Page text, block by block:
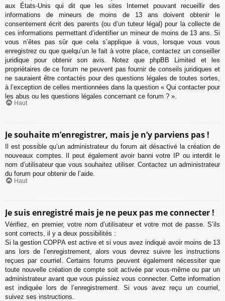
aux États-Unis qui dit que les sites Internet pouvant recueillir des
informations de mineurs de moins de 13 ans doivent obtenir le
consentement écrit des parents (ou d’un tuteur légal) pour la collecte de
ces informations permettant d’identifier un mineur de moins de 13 ans. Si
vous n’êtes pas sûr que cela s’applique à vous, lorsque vous vous
enregistrez ou que quelqu’un le fait à votre place, contactez un conseiller
juridique pour obtenir son avis. Notez que phpBB Limited et les
propriétaires de ce forum ne peuvent pas fournir de conseils juridiques et
ne sauraient être contactés pour des questions légales de toutes sortes,
à l’exception de celles mentionnées dans la question « Qui contacter pour
les abus ou les questions légales concernant ce forum ? ».
Haut
Je souhaite m’enregistrer, mais je n’y parviens pas !
Il est possible qu’un administrateur du forum ait désactivé la création de
nouveaux comptes. Il peut également avoir banni votre IP ou interdit le
nom d’utilisateur que vous souhaitez utiliser. Contactez un administrateur
du forum pour obtenir de l’aide.
Haut
Je suis enregistré mais je ne peux pas me connecter !
Vérifiez, en premier, votre nom d’utilisateur et votre mot de passe. S’ils
sont corrects, il y a deux possibilités :
Si la gestion COPPA est active et si vous avez indiqué avoir moins de 13
ans lors de l’enregistrement, alors vous devrez suivre les instructions
reçues par courriel. Certains forums peuvent également nécessiter que
toute nouvelle création de compte soit activée par vous-même ou par un
administrateur avant que vous puissiez vous connecter. Cette information
est indiquée lors de l’enregistrement. Si vous avez reçu un courriel,
suivez ses instructions.